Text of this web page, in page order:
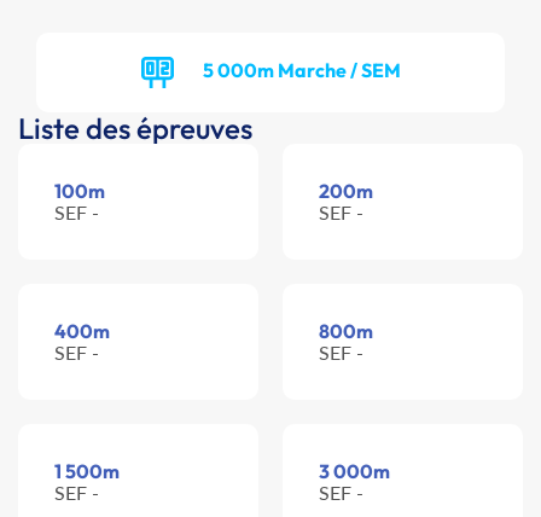
5 000m Marche / SEM
Liste des épreuves
100m
SEF -
200m
SEF -
400m
SEF -
800m
SEF -
1 500m
SEF -
3 000m
SEF -